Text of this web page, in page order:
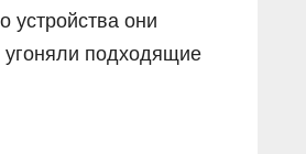
устройства они
угоняли подходящие